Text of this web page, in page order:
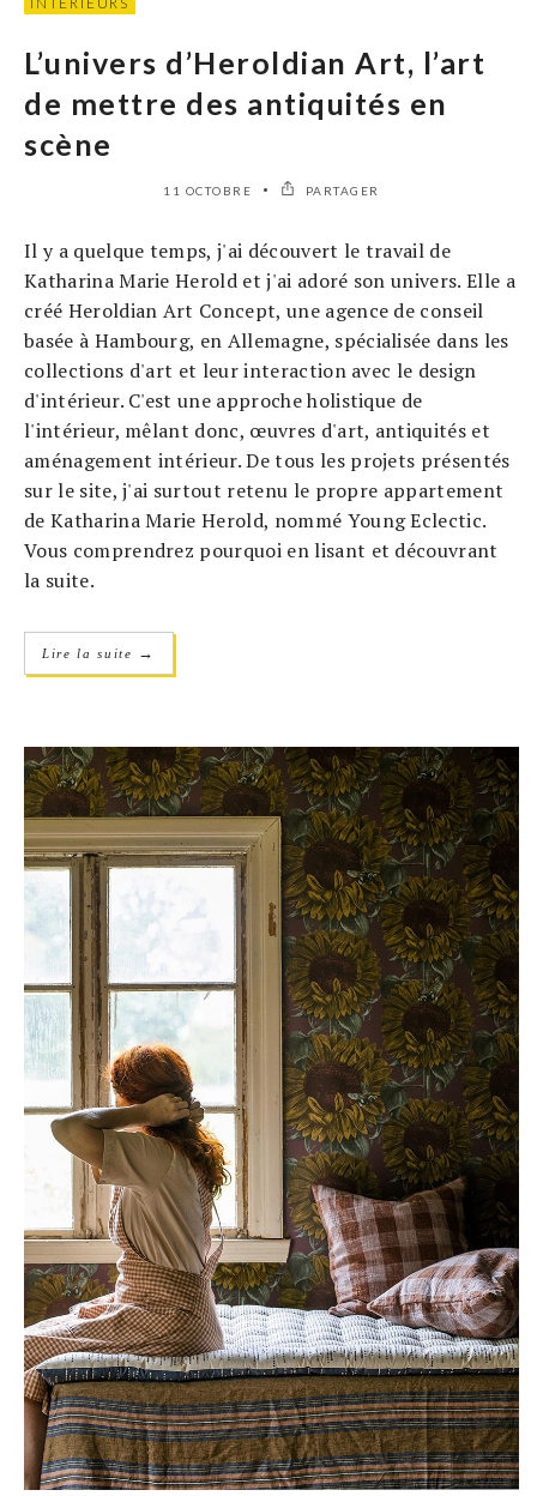
L’univers d’Heroldian Art, l’art
de mettre des antiquités en
scène
11 OCTOBRE PARTAGER
Il y a quelque temps, j'ai découvert le travail de
Katharina Marie Herold et j'ai adoré son univers. Elle a
créé Heroldian Art Concept, une agence de conseil
basée à Hambourg, en Allemagne, spécialisée dans les
collections d'art et leur interaction avec le design
d'intérieur. C'est une approche holistique de
l'intérieur, mêlant donc, œuvres d'art, antiquités et
aménagement intérieur. De tous les projets présentés
sur le site, j'ai surtout retenu le propre appartement
de Katharina Marie Herold, nommé Young Eclectic.
Vous comprendrez pourquoi en lisant et découvrant
la suite.
Lire la suite →